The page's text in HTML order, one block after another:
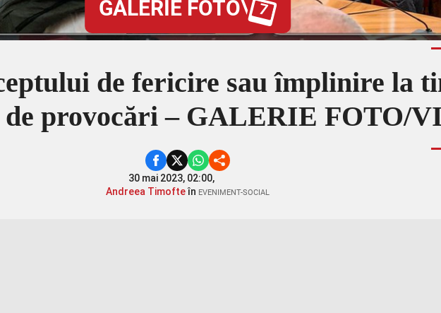
GALERIE FOTO 7
de fericire sau împlinire la
de provocări – GALERIE FOTO/
30 mai 2023, 02:00,
Andreea Timofteîn EVENIMENT-SOCIAL